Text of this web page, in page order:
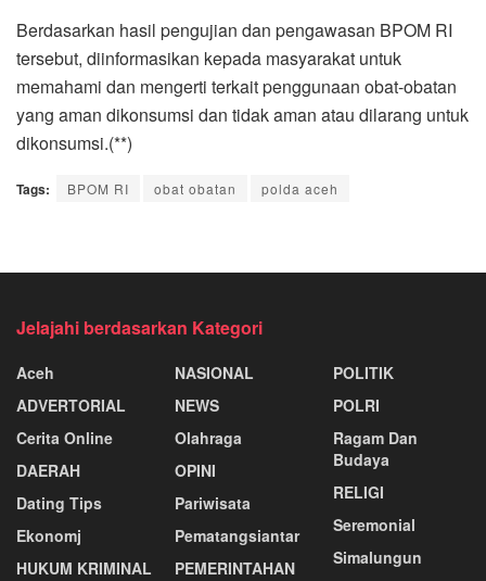
Berdasarkan hasil pengujian dan pengawasan BPOM RI
tersebut, diinformasikan kepada masyarakat untuk
memahami dan mengerti terkait penggunaan obat-obatan
yang aman dikonsumsi dan tidak aman atau dilarang untuk
dikonsumsi.(**)
Tags: BPOM RI obat obatan polda aceh
Jelajahi berdasarkan Kategori
Aceh
ADVERTORIAL
Cerita Online
DAERAH
Dating Tips
Ekonomj
HUKUM KRIMINAL
NASIONAL
NEWS
Olahraga
OPINI
Pariwisata
Pematangsiantar
PEMERINTAHAN
POLITIK
POLRI
Ragam Dan
Budaya
RELIGI
Seremonial
Simalungun